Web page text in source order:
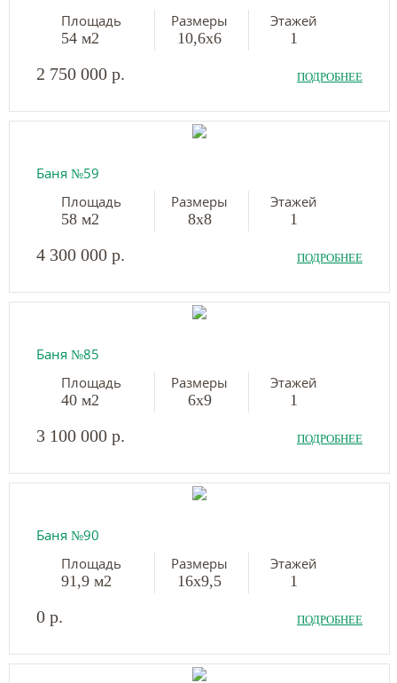
Площадь
54 м2
Размеры
10,6х6
Этажей
1
2 750 000 р. ПОДРОБНЕЕ
Баня №59
Площадь
58 м2
Размеры
8х8
Этажей
1
4 300 000 р. ПОДРОБНЕЕ
Баня №85
Площадь
40 м2
Размеры
6х9
Этажей
1
3 100 000 р. ПОДРОБНЕЕ
Баня №90
Площадь
91,9 м2
Размеры
16х9,5
Этажей
1
0 р. ПОДРОБНЕЕ